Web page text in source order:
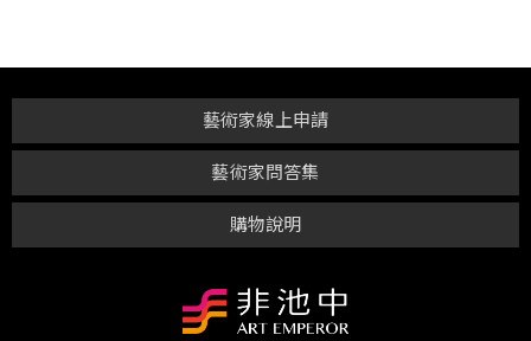
購物說明
藝術家問答集
藝術家線上申請